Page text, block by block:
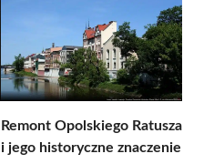
Remont Opolskiego Ratusza
i jego historyczne znaczenie